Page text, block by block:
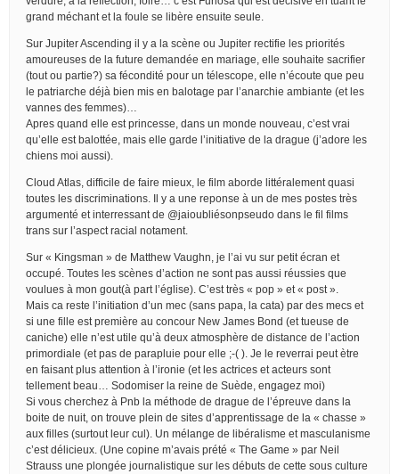
grand méchant et la foule se libère ensuite seule.
Sur Jupiter Ascending il y a la scène ou Jupiter rectifie les priorités
amoureuses de la future demandée en mariage, elle souhaite sacrifier
(tout ou partie?) sa fécondité pour un télescope, elle n’écoute que peu
le patriarche déjà bien mis en balotage par l’anarchie ambiante (et les
vannes des femmes)…
Apres quand elle est princesse, dans un monde nouveau, c’est vrai
qu’elle est balottée, mais elle garde l’initiative de la drague (j’adore les
chiens moi aussi).
Cloud Atlas, difficile de faire mieux, le film aborde littéralement quasi
toutes les discriminations. Il y a une reponse à un de mes postes très
argumenté et interressant de @jaioubliésonpseudo dans le fil films
trans sur l’aspect racial notament.
Sur « Kingsman » de Matthew Vaughn, je l’ai vu sur petit écran et
occupé. Toutes les scènes d’action ne sont pas aussi réussies que
voulues à mon gout(à part l’église). C’est très « pop » et « post ».
Mais ca reste l’initiation d’un mec (sans papa, la cata) par des mecs et
si une fille est première au concour New James Bond (et tueuse de
caniche) elle n’est utile qu’à deux atmosphère de distance de l’action
primordiale (et pas de parapluie pour elle ;-( ). Je le reverrai peut ètre
en faisant plus attention à l’ironie (et les actrices et acteurs sont
tellement beau… Sodomiser la reine de Suède, engagez moi)
Si vous cherchez à Pnb la méthode de drague de l’épreuve dans la
boite de nuit, on trouve plein de sites d’apprentissage de la « chasse »
aux filles (surtout leur cul). Un mélange de libéralisme et masculanisme
c’est délicieux. (Une copine m’avais prété « The Game » par Neil
Strauss une plongée journalistique sur les débuts de cette sous culture